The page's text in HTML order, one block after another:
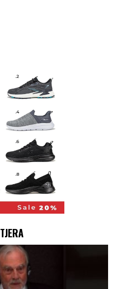
TJERA